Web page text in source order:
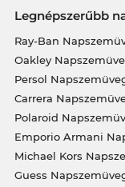
Legnépszerűbb
Ray-Ban
Oakley
Persol
Carrera
Polaroid
Emporio Armani
Michael Kors
Guess